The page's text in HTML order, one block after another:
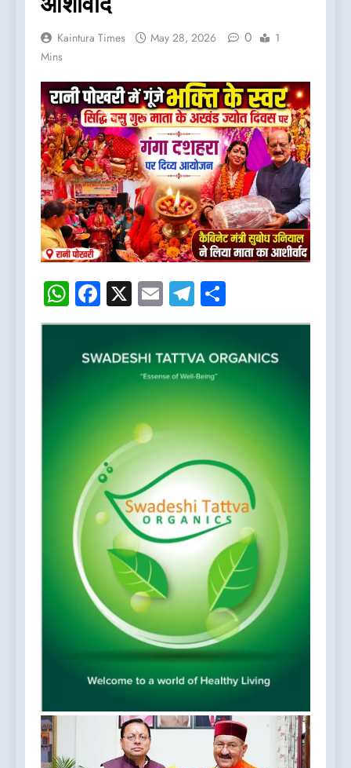
Kaintura Times May 28, 2026 0
1
Mins
WhatsApp
Facebook
X EmailTelegram